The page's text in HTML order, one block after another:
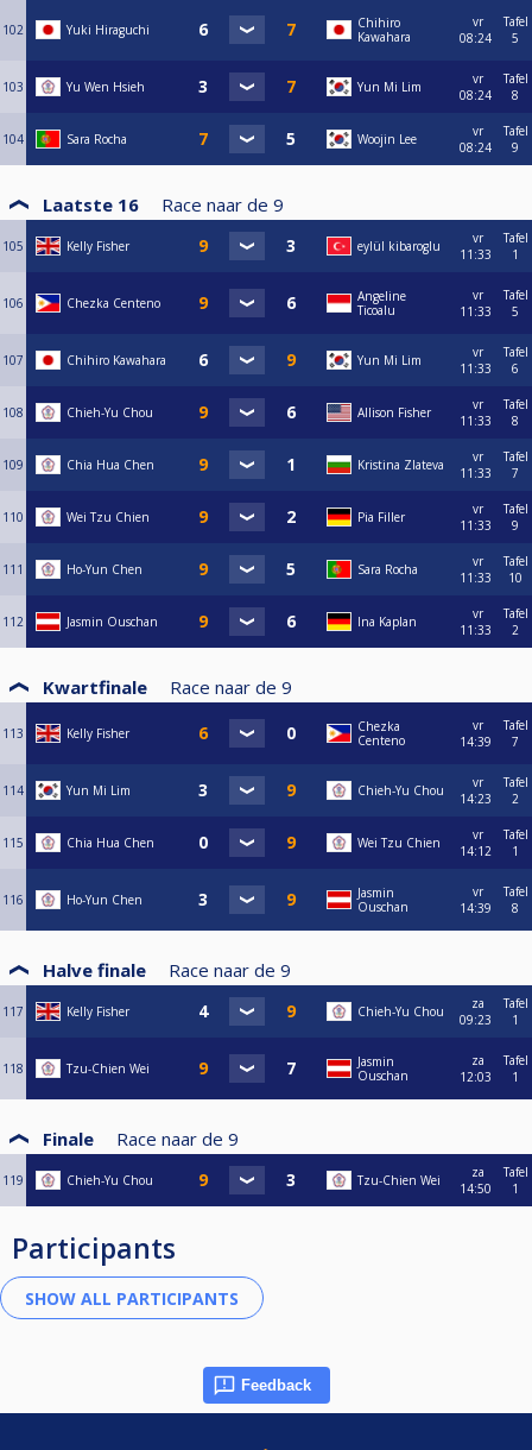
102 Yuki Hiraguchi
Chihiro
Kawahara
vr
08:24
Tafel
5
103 Yu Wen Hsieh Yun Mi Lim
vr
08:24
Tafel
8
104 Sara Rocha Woojin Lee
vr
08:24
Tafel
9
Laatste 16 Race naar de 9
105 Kelly Fisher eylül kibaroglu
vr
11:33
Tafel
1
106 Chezka Centeno
Angeline
Ticoalu
vr
11:33
Tafel
5
107 Chihiro Kawahara Yun Mi Lim
vr
11:33
Tafel
6
108 Chieh-Yu Chou Allison Fisher
vr
11:33
Tafel
8
109 Chia Hua Chen Kristina Zlateva
vr
11:33
Tafel
7
110 Wei Tzu Chien Pia Filler
vr
11:33
Tafel
9
111 Ho-Yun Chen Sara Rocha
vr
11:33
Tafel
10
112 Jasmin Ouschan Ina Kaplan
vr
11:33
Tafel
2
Kwartfinale Race naar de 9
113 Kelly Fisher
Chezka
Centeno
vr
14:39
Tafel
7
114 Yun Mi Lim Chieh-Yu Chou
vr
14:23
Tafel
2
115 Chia Hua Chen Wei Tzu Chien
vr
14:12
Tafel
1
116 Ho-Yun Chen
Jasmin
Ouschan
vr
14:39
Tafel
8
Halve finale Race naar de 9
117 Kelly Fisher Chieh-Yu Chou
za
09:23
Tafel
1
118 Tzu-Chien Wei
Jasmin
Ouschan
za
12:03
Tafel
1
Finale Race naar de 9
119 Chieh-Yu Chou Tzu-Chien Wei
za
14:50
Tafel
1
Participants
Feedback